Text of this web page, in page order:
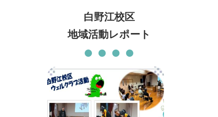
白野江校区
地域活動レポート